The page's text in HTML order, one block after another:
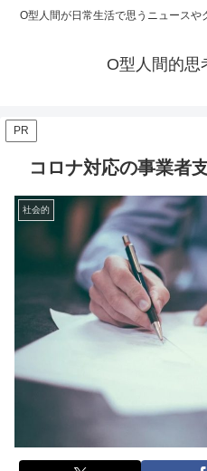
O型人間が日常生活で思うニュースや
O型人間的思
PR
コロナ対応の事業者
社会的